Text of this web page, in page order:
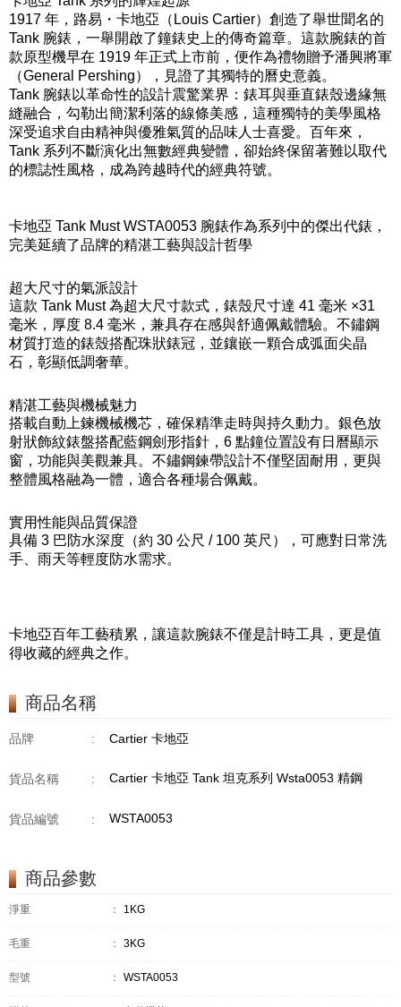
1917 年，路易・卡地亞（Louis Cartier）創造了舉世聞名的
Tank 腕錶，一舉開啟了鐘錶史上的傳奇篇章。這款腕錶的首
款原型機早在 1919 年正式上市前，便作為禮物贈予潘興將軍
（General Pershing），見證了其獨特的曆史意義。
Tank 腕錶以革命性的設計震驚業界：錶耳與垂直錶殼邊緣無
縫融合，勾勒出簡潔利落的線條美感，這種獨特的美學風格
深受追求自由精神與優雅氣質的品味人士喜愛。百年來，
Tank 系列不斷演化出無數經典變體，卻始終保留著難以取代
的標誌性風格，成為跨越時代的經典符號。
卡地亞 Tank Must WSTA0053 腕錶作為系列中的傑出代錶，
完美延續了品牌的精湛工藝與設計哲學
超大尺寸的氣派設計
這款 Tank Must 為超大尺寸款式，錶殼尺寸達 41 毫米 ×31
毫米，厚度 8.4 毫米，兼具存在感與舒適佩戴體驗。不鏽鋼
材質打造的錶殼搭配珠狀錶冠，並鑲嵌一顆合成弧面尖晶
石，彰顯低調奢華。
精湛工藝與機械魅力
搭載自動上鍊機械機芯，確保精準走時與持久動力。銀色放
射狀飾紋錶盤搭配藍鋼劍形指針，6 點鐘位置設有日曆顯示
窗，功能與美觀兼具。不鏽鋼鍊帶設計不僅堅固耐用，更與
整體風格融為一體，適合各種場合佩戴。
實用性能與品質保證
具備 3 巴防水深度（約 30 公尺 / 100 英尺），可應對日常洗
手、雨天等輕度防水需求。
卡地亞百年工藝積累，讓這款腕錶不僅是計時工具，更是值
得收藏的經典之作。
商品名稱
品牌 : Cartier 卡地亞
貨品名稱 : Cartier 卡地亞 Tank 坦克系列 Wsta0053 精鋼
貨品編號 : WSTA0053
商品參數
淨重 ： 1KG
毛重 ： 3KG
型號 ： WSTA0053